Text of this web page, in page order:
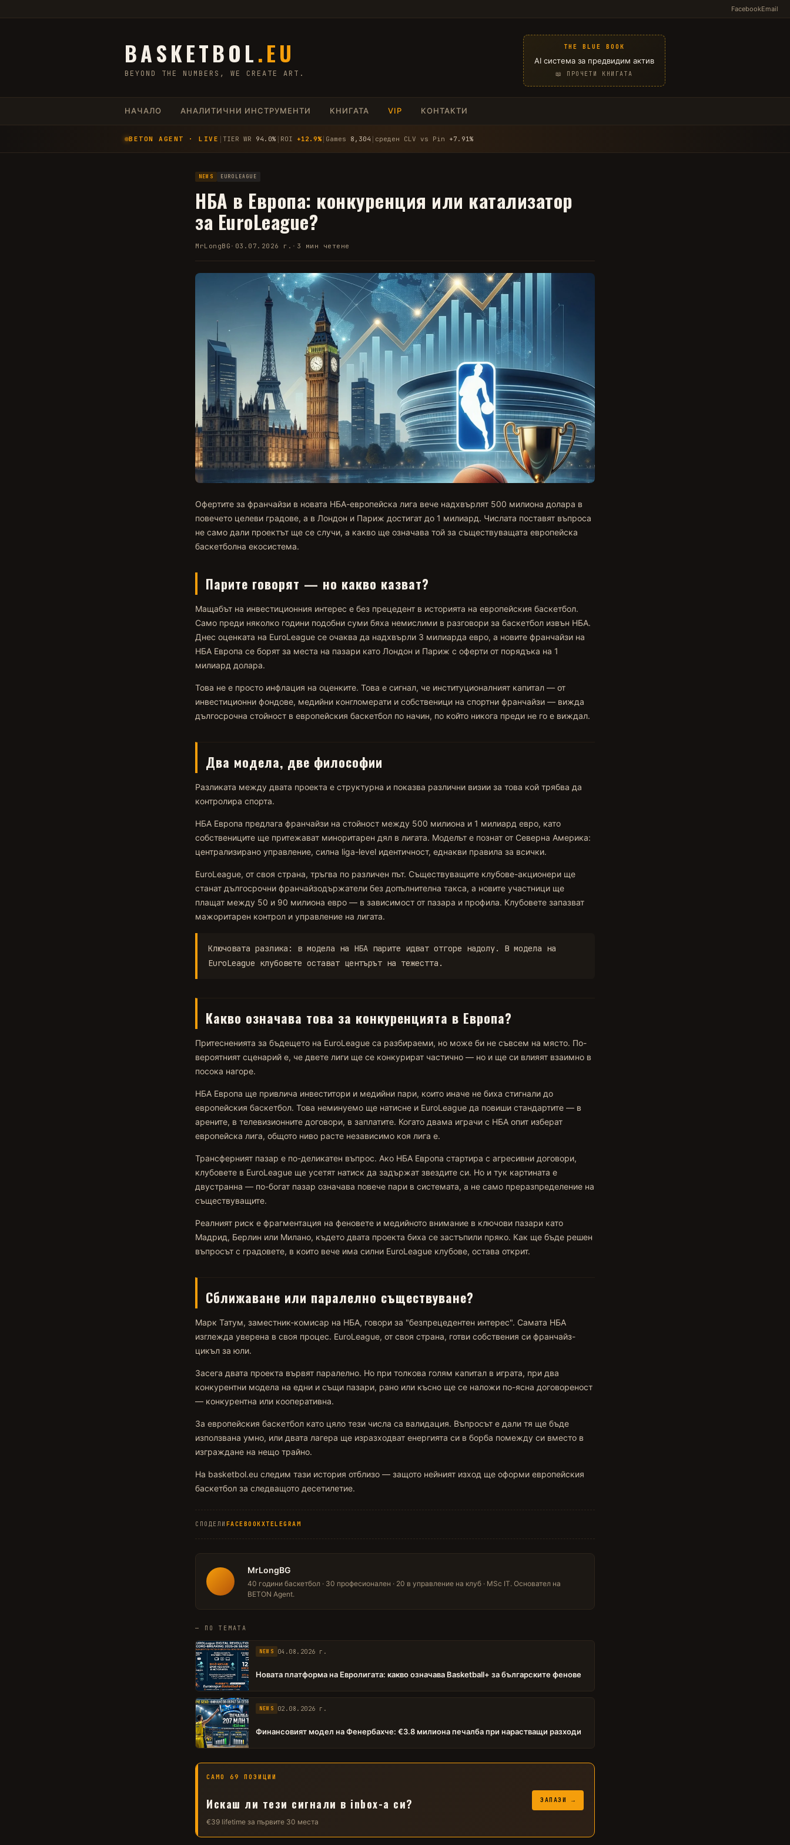
FacebookEmail
BASKETBOL.EU
BEYOND THE NUMBERS, WE CREATE ART.
THE BLUE BOOK
AI система за предвидим актив
📖 ПРОЧЕТИ КНИГАТА
НАЧАЛО АНАЛИТИЧНИ ИНСТРУМЕНТИ КНИГАТА VIP КОНТАКТИ
BETON AGENT · LIVE TIER WR 94.0% ROI +12.9% Games 8,304 среден CLV vs Pin +7.91%
NEWS EUROLEAGUE
НБА в Европа: конкуренция или катализатор
за EuroLeague?
MrLongBG · 03.07.2026 г. · 3 мин четене
Офертите за франчайзи в новата НБА-европейска лига вече надхвърлят 500 милиона долара в
повечето целеви градове, а в Лондон и Париж достигат до 1 милиард. Числата поставят въпроса
не само дали проектът ще се случи, а какво ще означава той за съществуващата европейска
баскетболна екосистема.
Парите говорят — но какво казват?
Мащабът на инвестиционния интерес е без прецедент в историята на европейския баскетбол.
Само преди няколко години подобни суми бяха немислими в разговори за баскетбол извън НБА.
Днес оценката на EuroLeague се очаква да надхвърли 3 милиарда евро, а новите франчайзи на
НБА Европа се борят за места на пазари като Лондон и Париж с оферти от порядъка на 1
милиард долара.
Това не е просто инфлация на оценките. Това е сигнал, че институционалният капитал — от
инвестиционни фондове, медийни конгломерати и собственици на спортни франчайзи — вижда
дългосрочна стойност в европейския баскетбол по начин, по който никога преди не го е виждал.
Два модела, две философии
Разликата между двата проекта е структурна и показва различни визии за това кой трябва да
контролира спорта.
НБА Европа предлага франчайзи на стойност между 500 милиона и 1 милиард евро, като
собствениците ще притежават миноритарен дял в лигата. Моделът е познат от Северна Америка:
централизирано управление, силна liga-level идентичност, еднакви правила за всички.
EuroLeague, от своя страна, тръгва по различен път. Съществуващите клубове-акционери ще
станат дългосрочни франчайзодържатели без допълнителна такса, а новите участници ще
плащат между 50 и 90 милиона евро — в зависимост от пазара и профила. Клубовете запазват
мажоритарен контрол и управление на лигата.
Ключовата разлика: в модела на НБА парите идват отгоре надолу. В модела на
EuroLeague клубовете остават центърът на тежестта.
Какво означава това за конкуренцията в Европа?
Притесненията за бъдещето на EuroLeague са разбираеми, но може би не съвсем на място. По-
вероятният сценарий е, че двете лиги ще се конкурират частично — но и ще си влияят взаимно в
посока нагоре.
НБА Европа ще привлича инвеститори и медийни пари, които иначе не биха стигнали до
европейския баскетбол. Това неминуемо ще натисне и EuroLeague да повиши стандартите — в
арените, в телевизионните договори, в заплатите. Когато двама играчи с НБА опит изберат
европейска лига, общото ниво расте независимо коя лига е.
Трансферният пазар е по-деликатен въпрос. Ако НБА Европа стартира с агресивни договори,
клубовете в EuroLeague ще усетят натиск да задържат звездите си. Но и тук картината е
двустранна — по-богат пазар означава повече пари в системата, а не само преразпределение на
съществуващите.
Реалният риск е фрагментация на феновете и медийното внимание в ключови пазари като
Мадрид, Берлин или Милано, където двата проекта биха се застъпили пряко. Как ще бъде решен
въпросът с градовете, в които вече има силни EuroLeague клубове, остава открит.
Сближаване или паралелно съществуване?
Марк Татум, заместник-комисар на НБА, говори за "безпрецедентен интерес". Самата НБА
изглежда уверена в своя процес. EuroLeague, от своя страна, готви собствения си франчайз-
цикъл за юли.
Засега двата проекта вървят паралелно. Но при толкова голям капитал в играта, при два
конкурентни модела на едни и същи пазари, рано или късно ще се наложи по-ясна договореност
— конкурентна или кооперативна.
За европейския баскетбол като цяло тези числа са валидация. Въпросът е дали тя ще бъде
използвана умно, или двата лагера ще изразходват енергията си в борба помежду си вместо в
изграждане на нещо трайно.
На basketbol.eu следим тази история отблизо — защото нейният изход ще оформи европейския
баскетбол за следващото десетилетие.
СПОДЕЛИ FACEBOOKXTELEGRAM
MrLongBG
40 години баскетбол · 30 професионален · 20 в управление на клуб · MSc IT. Основател на
BETON Agent.
— ПО ТЕМАТА
NEWS 04.08.2026 г.
Новата платформа на Евролигата: какво означава Basketball+ за българските фенове
NEWS 02.08.2026 г.
Финансовият модел на Фенербахче: €3.8 милиона печалба при нарастващи разходи
САМО 69 ПОЗИЦИИ
Искаш ли тези сигнали в inbox-а си?
€39 lifetime за първите 30 места
ЗАПАЗИ →